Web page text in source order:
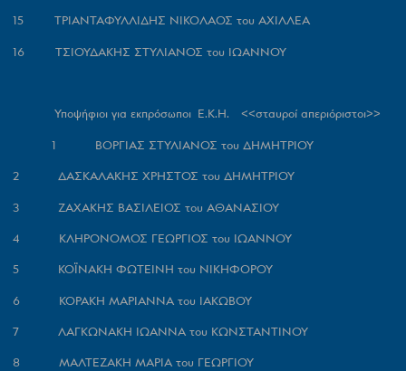
15 ΤΡΙΑΝΤΑΦΥΛΛΙΔΗΣ ΝΙΚΟΛΑΟΣ του ΑΧΙΛΛΕΑ
16 ΤΣΙΟΥΔΑΚΗΣ ΣΤΥΛΙΑΝΟΣ του ΙΩΑΝΝΟΥ
Υποψήφιοι για εκπρόσωποι Ε.Κ.Η. <<σταυροί απεριόριστοι>>
1 ΒΟΡΓΙΑΣ ΣΤΥΛΙΑΝΟΣ του ΔΗΜΗΤΡΙΟΥ
2 ΔΑΣΚΑΛΑΚΗΣ ΧΡΗΣΤΟΣ του ΔΗΜΗΤΡΙΟΥ
3 ΖΑΧΑΚΗΣ ΒΑΣΙΛΕΙΟΣ του ΑΘΑΝΑΣΙΟΥ
4 ΚΛΗΡΟΝΟΜΟΣ ΓΕΩΡΓΙΟΣ του ΙΩΑΝΝΟΥ
5 ΚΟΪΝΑΚΗ ΦΩΤΕΙΝΗ του ΝΙΚΗΦΟΡΟΥ
6 ΚΟΡΑΚΗ ΜΑΡΙΑΝΝΑ του ΙΑΚΩΒΟΥ
7 ΛΑΓΚΩΝΑΚΗ ΙΩΑΝΝΑ του ΚΩΝΣΤΑΝΤΙΝΟΥ
8 ΜΑΛΤΕΖΑΚΗ ΜΑΡΙΑ του ΓΕΩΡΓΙΟΥ